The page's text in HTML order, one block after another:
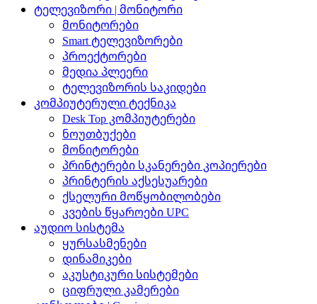
ტელევიზორი | მონიტორი
მონიტორები
Smart ტელევიზორები
პროექტორები
მედია პლეერი
ტელევიზორის საკიდები
კომპიუტერული ტექნიკა
Desk Top კომპიუტერები
ნოუთბუქები
მონიტორები
პრინტერები სკანერები კოპიერები
პრინტერის აქსესუარები
ქსელური მოწყობილობები
კვების წყაროები UPC
აუდიო სისტემა
ყურსასმენები
დინამიკები
აკუსტიკური სისტემები
ციფრული კამერები